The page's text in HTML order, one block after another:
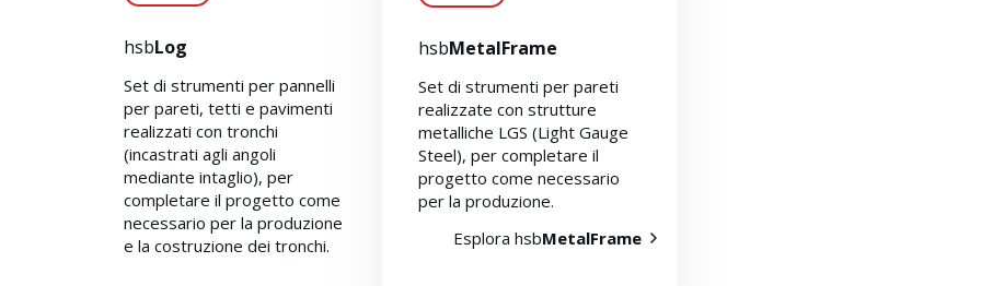
hsbLog
Set di strumenti per pannelli
per pareti, tetti e pavimenti
realizzati con tronchi
(incastrati agli angoli
mediante intaglio), per
completare il progetto come
necessario per la produzione
e la costruzione dei tronchi.
hsbMetalFrame
Set di strumenti per pareti
realizzate con strutture
metalliche LGS (Light Gauge
Steel), per completare il
progetto come necessario
per la produzione.
Esplora hsbMetalFrame